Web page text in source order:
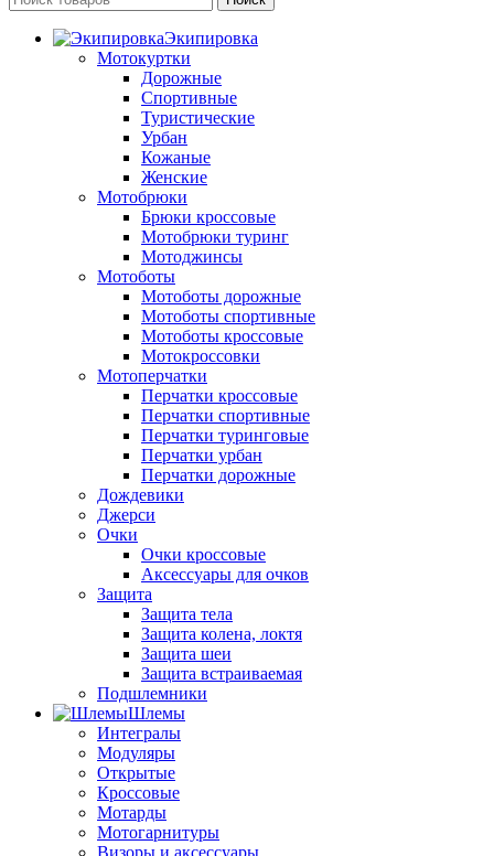
Экипировка
Мотокуртки
Дорожные
Спортивные
Туристические
Урбан
Кожаные
Женские
Мотобрюки
Брюки кроссовые
Мотобрюки туринг
Мотоджинсы
Мотоботы
Мотоботы дорожные
Мотоботы спортивные
Мотоботы кроссовые
Мотокроссовки
Мотоперчатки
Перчатки кроссовые
Перчатки спортивные
Перчатки туринговые
Перчатки урбан
Перчатки дорожные
Дождевики
Джерси
Очки
Очки кроссовые
Аксессуары для очков
Защита
Защита тела
Защита колена, локтя
Защита шеи
Защита встраиваемая
Подшлемники
Шлемы
Интегралы
Модуляры
Открытые
Кроссовые
Мотарды
Мотогарнитуры
Визоры и аксессуары